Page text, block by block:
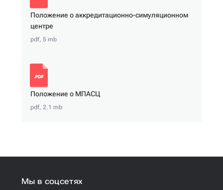
Положение о аккредитационно-симуляционном
центре
pdf, 5 mb
Положение о МПАСЦ
pdf, 2.1 mb
Мы в соцсетях